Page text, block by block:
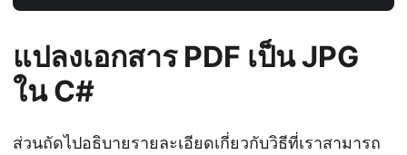
แปลงเอกสาร PDF เป็น JPG
ใน C#
ส่วนถัดไปอธิบายรายละเอียดเกี่ยวกับวิธีที่เราสามารถ